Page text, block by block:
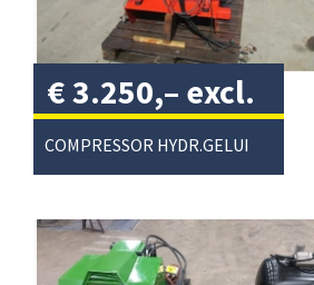
€3.250,– excl.
btw/